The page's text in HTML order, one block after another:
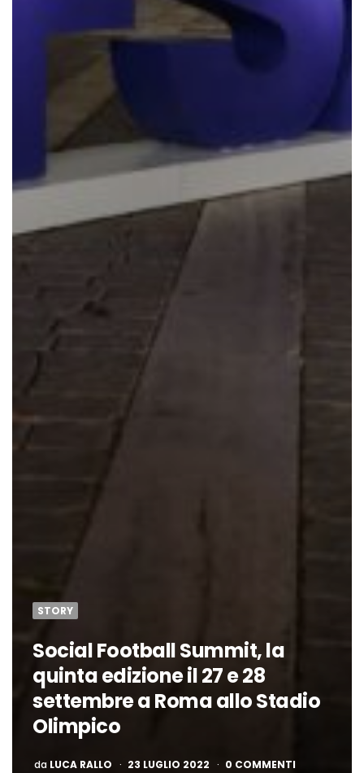
STORY
Social Football Summit, la
quinta edizione il 27 e 28
settembre a Roma allo Stadio
Olimpico
PUBBLICATO
da LUCA RALLO 23 LUGLIO 2022 0 COMMENTI